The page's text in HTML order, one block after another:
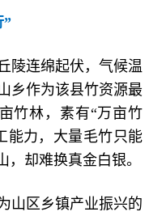
”
连绵起伏，气候温
乡作为该县竹资源最
竹林，素有“万亩竹
能力，大量毛竹只能
，却难换真金白银。
区乡镇产业振兴的